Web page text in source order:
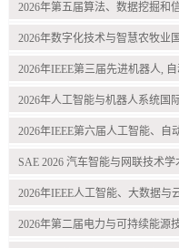
2026年第五届算法、数据挖掘和
2026年数字化技术与智慧农牧业
2026年IEEE第三届先进机器人,
2026年人工智能与机器人系统国
2026年IEEE第六届人工智能、自
SAE 2026 汽车智能与网联技术学
2026年IEEE人工智能、大数据与
2026年第二届电力与可持续能源